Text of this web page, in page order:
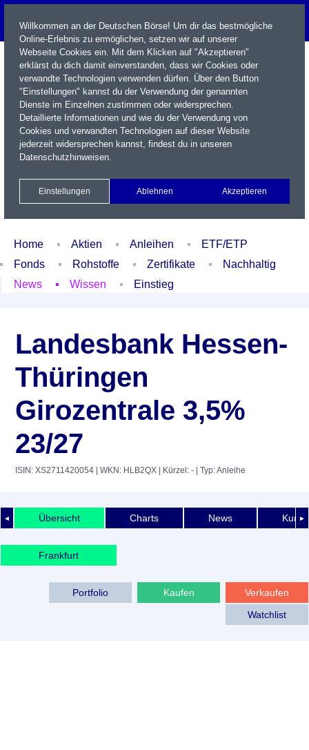
Name / WKN / ISIN / Kürzel
Xetra Realtime
Watchlist Portfolio Login
Home Aktien Anleihen
ETF/ETP
Fonds
Rohstoffe Zertifikate
Nachhaltig
News
Wissen Einstieg
Landesbank Hessen-
Thüringen
Girozentrale 3,5%
23/27
ISIN: XS2711420054 | WKN: HLB2QX | Kürzel: - | Typ: Anleihe
◄ ►
Übersicht Charts News
Frankfurt
Verkaufen
Kaufen
Portfolio
Watchlist
Willkommen an der Deutschen Börse! Um dir das bestmögliche
Online-Erlebnis zu ermöglichen, setzen wir auf unserer
Webseite Cookies ein. Mit dem Klicken auf "Akzeptieren"
erklärst du dich damit einverstanden, dass wir Cookies oder
verwandte Technologien verwenden dürfen. Über den Button
"Einstellungen" kannst du der Verwendung der genannten
Dienste im Einzelnen zustimmen oder widersprechen.
Detaillierte Informationen und wie du der Verwendung von
Cookies und verwandten Technologien auf dieser Website
jederzeit widersprechen kannst, findest du in unseren
Datenschutzhinweisen.
Einstellungen Ablehnen Akzeptieren